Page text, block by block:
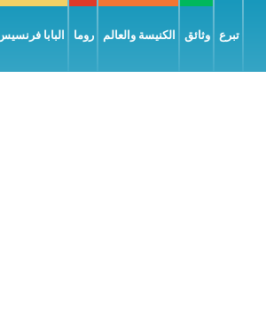
البابا روما الكنيسة والعالم وثائق تبرع